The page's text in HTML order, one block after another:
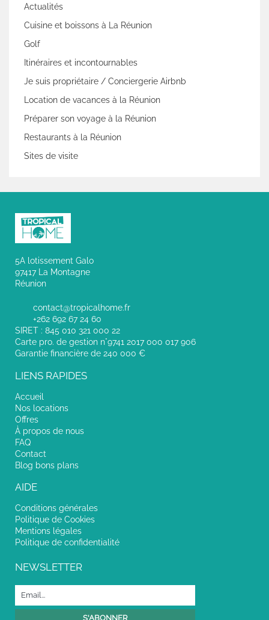
Actualités
Cuisine et boissons à La Réunion
Golf
Itinéraires et incontournables
Je suis propriétaire / Conciergerie Airbnb
Location de vacances à la Réunion
Préparer son voyage à la Réunion
Restaurants à la Réunion
Sites de visite
5A lotissement Galo
97417 La Montagne
Réunion
contact@tropicalhome.fr
+262 692 67 24 60
SIRET : 845 010 321 000 22
Carte pro. de gestion n°9741 2017 000 017 906
Garantie financière de 240 000 €
LIENS RAPIDES
Accueil
Nos locations
Offres
À propos de nous
FAQ
Contact
Blog bons plans
AIDE
Conditions générales
Politique de Cookies
Mentions légales
Politique de confidentialité
NEWSLETTER